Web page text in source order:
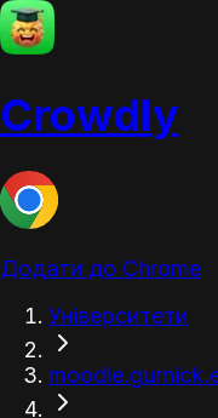
Crowdly
Додати до Chrome
Університети